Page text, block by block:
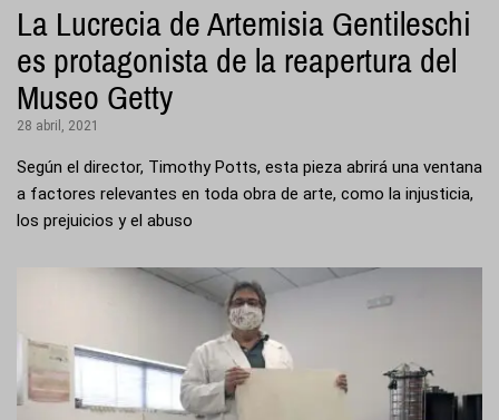
La Lucrecia de Artemisia Gentileschi
es protagonista de la reapertura del
Museo Getty
28 abril, 2021
Según el director, Timothy Potts, esta pieza abrirá una ventana
a factores relevantes en toda obra de arte, como la injusticia,
los prejuicios y el abuso